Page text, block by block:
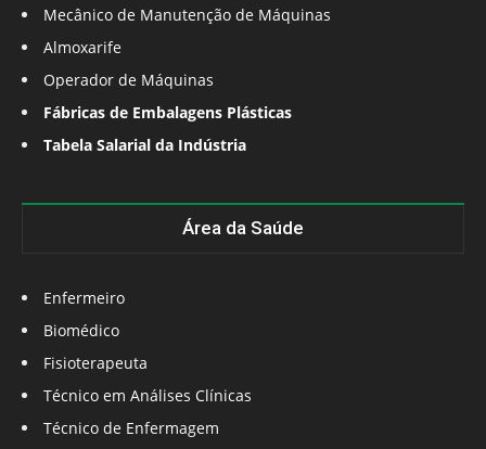
Mecânico de Manutenção de Máquinas
Almoxarife
Operador de Máquinas
Fábricas de Embalagens Plásticas
Tabela Salarial da Indústria
Área da Saúde
Enfermeiro
Biomédico
Fisioterapeuta
Técnico em Análises Clínicas
Técnico de Enfermagem